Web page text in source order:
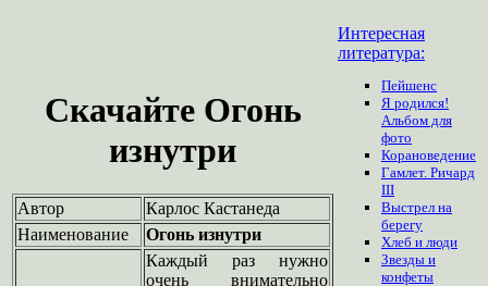
Скачайте Огонь
изнутри
Автор
Карлос Кастанеда
Наименование
Огонь изнутри
Каждый раз нужно
очень внимательно
Интересная
литература:
Пейшенс
Я родился!
Альбом для
фото
Корановедение
Гамлет. Ричард
III
Выстрел на
берегу
Хлеб и люди
Звезды и
конфеты